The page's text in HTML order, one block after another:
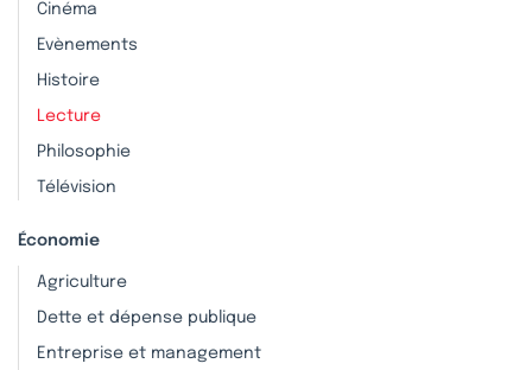
Cinéma
Evènements
Histoire
Lecture
Philosophie
Télévision
Économie
Agriculture
Dette et dépense publique
Entreprise et management